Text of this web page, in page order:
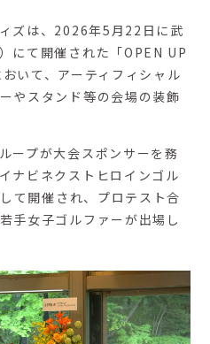
ズは、2026年5月22日に武
にて開催された「OPEN UP
て、アーティフィシャル
やスタンド等の会場の装飾
ープが大会スポンサーを務
ナビネクストヒロインゴル
て開催され、プロテスト合
手女子ゴルファーが出場し